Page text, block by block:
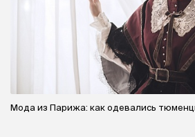
Мода из Парижа: как одевались